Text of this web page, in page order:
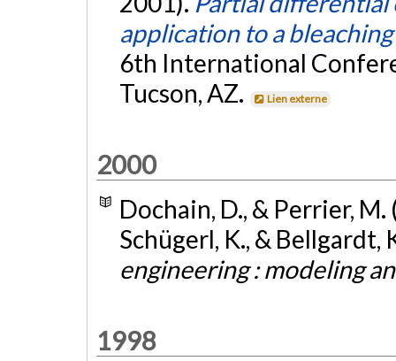
application to a
6th International
Tucson, AZ.
Lien externe
2000
Dochain, D., & Perrier,
Schügerl, K., & Bellgardt,
engineering : modeling
1998